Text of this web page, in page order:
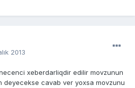
2013
xeberdarliqdir edilir movzunun
deyecekse cavab ver yoxsa movzunu